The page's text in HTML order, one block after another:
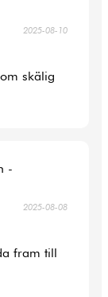
2025-08-10
skälig
-
2025-08-08
fram till